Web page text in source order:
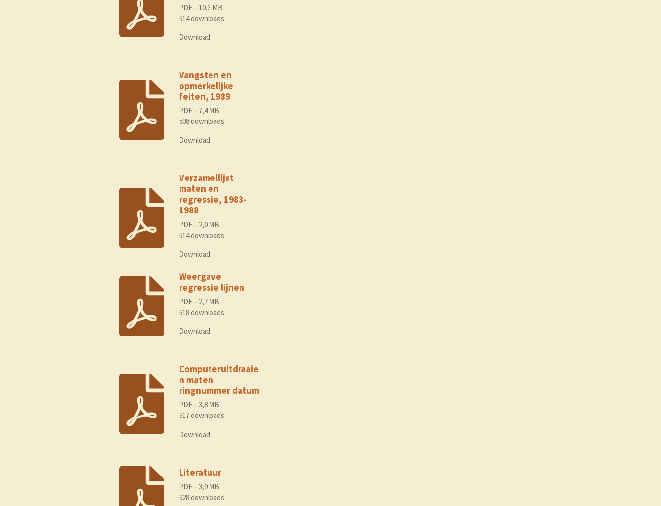
PDF – 10,3 MB
614 downloads
Download
Vangsten en
opmerkelijke
feiten, 1989
PDF – 7,4 MB
608 downloads
Download
Verzamellijst
maten en
regressie, 1983-
1988
PDF – 2,0 MB
614 downloads
Download
Weergave
regressie lijnen
PDF – 2,7 MB
618 downloads
Download
Computeruitdraaie
n maten
ringnummer datum
PDF – 3,8 MB
617 downloads
Download
Literatuur
PDF – 3,9 MB
628 downloads